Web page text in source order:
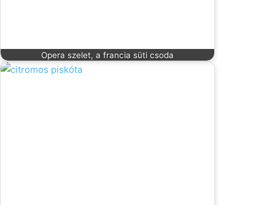
Opera szelet, a francia süti csoda